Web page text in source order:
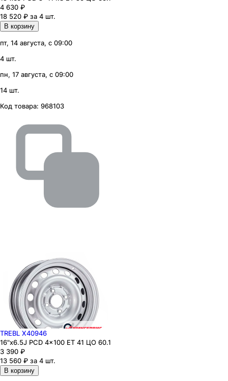
4 630 ₽
18 520 ₽ за 4 шт.
В корзину
пт, 14 августа, с 09:00
4 шт.
пн, 17 августа, с 09:00
14 шт.
Код товара: 968103
TREBL X40946
16"x6.5J PCD 4x100 ЕТ 41 ЦО 60.1
3 390 ₽
13 560 ₽ за 4 шт.
В корзину